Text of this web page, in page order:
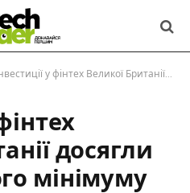
у фінтех Великої Британії досягли чотирирічного мінімуму
досягли
мінімуму